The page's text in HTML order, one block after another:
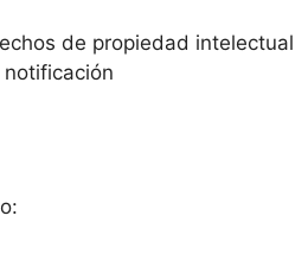
de propiedad intelectual